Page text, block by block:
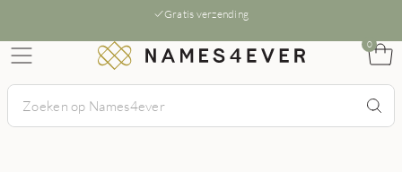
Gratis verzending
0